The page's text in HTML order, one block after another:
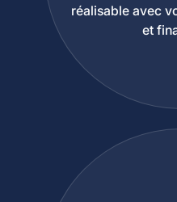
réalisable avec
et